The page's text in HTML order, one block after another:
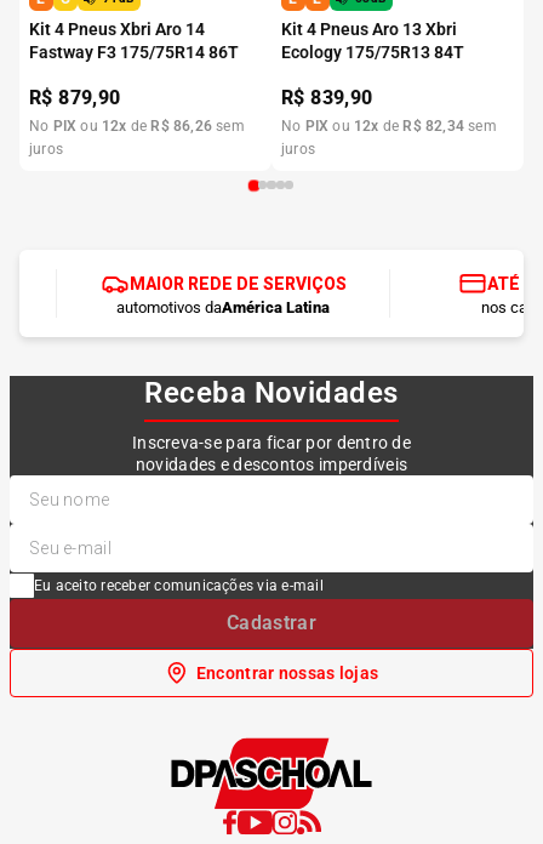
Kit 4 Pneus Xbri Aro 14
Fastway F3 175/75R14 86T
R$879,90
No PIX ou 12x de R$ 86,26 sem
juros
Kit 4 Pneus Aro 13 Xbri
Ecology 175/75R13 84T
R$839,90
No PIX ou 12x de R$ 82,34 sem
juros
MAIOR REDE DE SERVIÇOS
automotivos daAmérica Latina
ATÉ
nos
Receba Novidades
Inscreva-se para ficar por dentro de
novidades e descontos imperdíveis
Eu aceito receber comunicações via e-mail
Cadastrar
Encontrar nossas lojas